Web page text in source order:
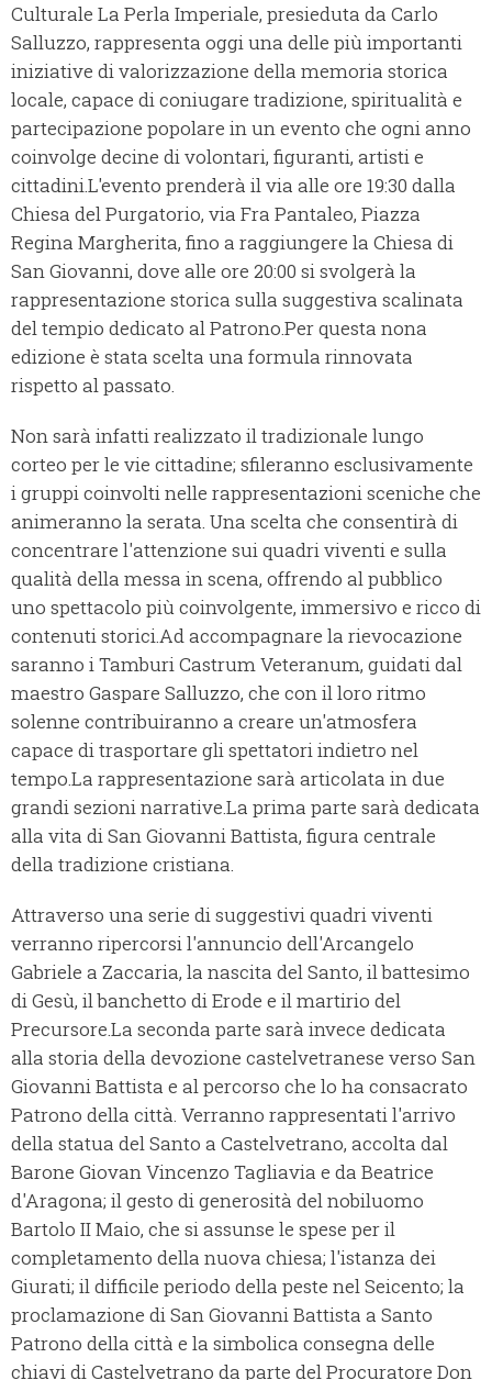
Culturale La Perla Imperiale, presieduta da Carlo
Salluzzo, rappresenta oggi una delle più importanti
iniziative di valorizzazione della memoria storica
locale, capace di coniugare tradizione, spiritualità e
partecipazione popolare in un evento che ogni anno
coinvolge decine di volontari, figuranti, artisti e
cittadini.L'evento prenderà il via alle ore 19:30 dalla
Chiesa del Purgatorio, via Fra Pantaleo, Piazza
Regina Margherita, fino a raggiungere la Chiesa di
San Giovanni, dove alle ore 20:00 si svolgerà la
rappresentazione storica sulla suggestiva scalinata
del tempio dedicato al Patrono.Per questa nona
edizione è stata scelta una formula rinnovata
rispetto al passato.
Non sarà infatti realizzato il tradizionale lungo
corteo per le vie cittadine; sfileranno esclusivamente
i gruppi coinvolti nelle rappresentazioni sceniche che
animeranno la serata. Una scelta che consentirà di
concentrare l'attenzione sui quadri viventi e sulla
qualità della messa in scena, offrendo al pubblico
uno spettacolo più coinvolgente, immersivo e ricco di
contenuti storici.Ad accompagnare la rievocazione
saranno i Tamburi Castrum Veteranum, guidati dal
maestro Gaspare Salluzzo, che con il loro ritmo
solenne contribuiranno a creare un'atmosfera
capace di trasportare gli spettatori indietro nel
tempo.La rappresentazione sarà articolata in due
grandi sezioni narrative.La prima parte sarà dedicata
alla vita di San Giovanni Battista, figura centrale
della tradizione cristiana.
Attraverso una serie di suggestivi quadri viventi
verranno ripercorsi l'annuncio dell'Arcangelo
Gabriele a Zaccaria, la nascita del Santo, il battesimo
di Gesù, il banchetto di Erode e il martirio del
Precursore.La seconda parte sarà invece dedicata
alla storia della devozione castelvetranese verso San
Giovanni Battista e al percorso che lo ha consacrato
Patrono della città. Verranno rappresentati l'arrivo
della statua del Santo a Castelvetrano, accolta dal
Barone Giovan Vincenzo Tagliavia e da Beatrice
d'Aragona; il gesto di generosità del nobiluomo
Bartolo II Maio, che si assunse le spese per il
completamento della nuova chiesa; l'istanza dei
Giurati; il difficile periodo della peste nel Seicento; la
proclamazione di San Giovanni Battista a Santo
Patrono della città e la simbolica consegna delle
chiavi di Castelvetrano da parte del Procuratore Don